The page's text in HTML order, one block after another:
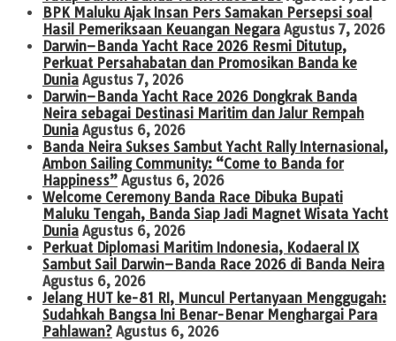
BPK Maluku Ajak Insan Pers Samakan Persepsi soal
Hasil Pemeriksaan Keuangan Negara Agustus 7, 2026
Darwin–Banda Yacht Race 2026 Resmi Ditutup,
Perkuat Persahabatan dan Promosikan Banda ke
Dunia Agustus 7, 2026
Darwin–Banda Yacht Race 2026 Dongkrak Banda
Neira sebagai Destinasi Maritim dan Jalur Rempah
Dunia Agustus 6, 2026
Banda Neira Sukses Sambut Yacht Rally Internasional,
Ambon Sailing Community: “Come to Banda for
Happiness” Agustus 6, 2026
Welcome Ceremony Banda Race Dibuka Bupati
Maluku Tengah, Banda Siap Jadi Magnet Wisata Yacht
Dunia Agustus 6, 2026
Perkuat Diplomasi Maritim Indonesia, Kodaeral IX
Sambut Sail Darwin–Banda Race 2026 di Banda Neira
Agustus 6, 2026
Jelang HUT ke-81 RI, Muncul Pertanyaan Menggugah:
Sudahkah Bangsa Ini Benar-Benar Menghargai Para
Pahlawan? Agustus 6, 2026